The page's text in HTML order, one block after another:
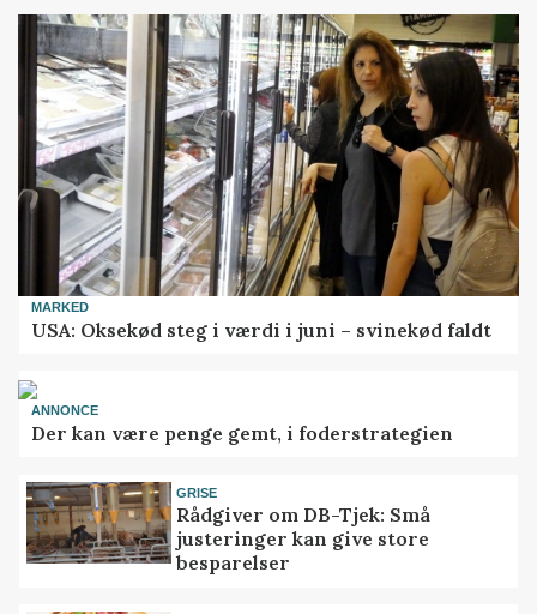
MARKED
USA: Oksekød steg i værdi i juni – svinekød faldt
ANNONCE
Der kan være penge gemt, i foderstrategien
GRISE
Rådgiver om DB-Tjek: Små
justeringer kan give store
besparelser